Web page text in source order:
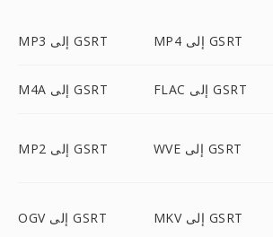
MP3 إلى GSRT MP4 إلى GSRT
M4A إلى GSRT FLAC إلى GSRT
MP2 إلى GSRT WVE إلى GSRT
OGV إلى GSRT MKV إلى GSRT